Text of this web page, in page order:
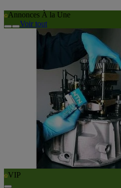
Annonces À la Une
Voir tout
VIP